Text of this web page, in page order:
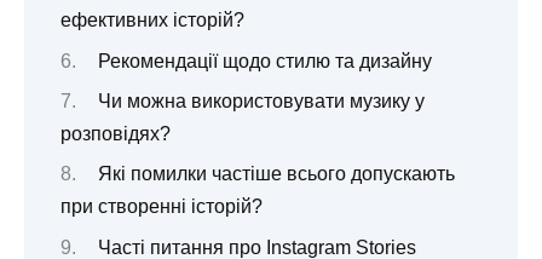
ефективних історій?
Рекомендації щодо стилю та дизайну
Чи можна використовувати музику у
розповідях?
Які помилки частіше всього допускають
при створенні історій?
Часті питання про Instagram Stories